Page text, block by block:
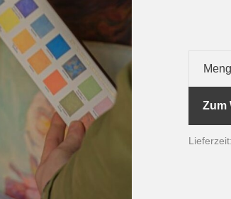
Zum